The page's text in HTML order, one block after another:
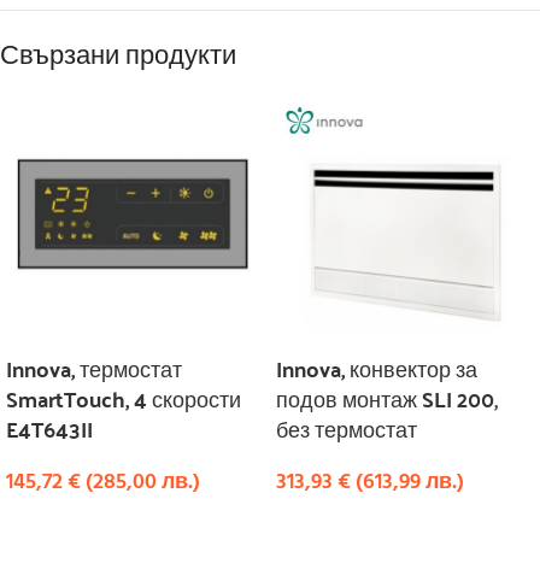
Свързани продукти
Innova, термостат
SmartTouch, 4 скорости
E4T643II
145,72€(285,00лв.)
Innova, конвектор за
подов монтаж SLI 200,
без термостат
313,93€(613,99лв.)